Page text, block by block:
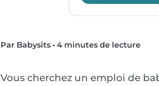
Par Babysits • 4 minutes de lecture
Vous cherchez un emploi de